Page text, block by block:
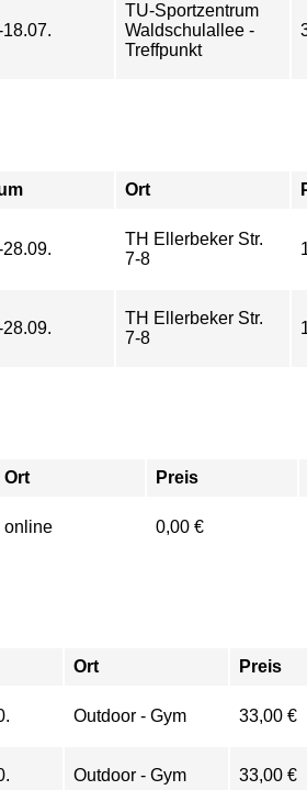
TU-Sportzentrum
Waldschulallee -
Treffpunkt
Ort
TH Ellerbeker Str.
7-8
TH Ellerbeker Str.
7-8
Ort Preis
online 0,00 €
Ort Preis
Outdoor - Gym 33,00 €
Outdoor - Gym 33,00 €